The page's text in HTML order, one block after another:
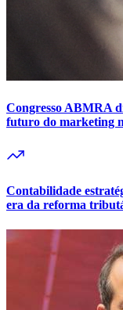
Congresso ABMRA
futuro do marketing
Contabilidade
era da reforma